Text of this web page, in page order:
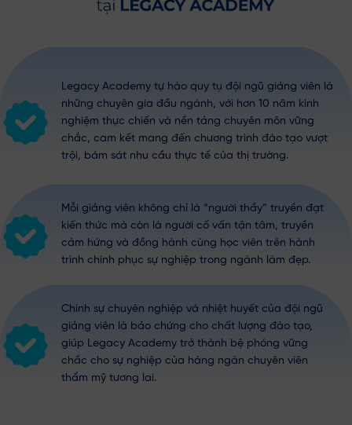
Legacy Academy tự hào quy tụ đội ngũ giảng viên là
những chuyên gia đầu ngành, với hơn 10 năm kinh
nghiệm thực chiến và nền tảng chuyên môn vững
chắc, cam kết mang đến chương trình đào tạo vượt
trội, bám sát nhu cầu thực tế của thị trường.
Mỗi giảng viên không chỉ là “người thầy” truyền đạt
kiến thức mà còn là người cố vấn tận tâm, truyền
cảm hứng và đồng hành cùng học viên trên hành
trình chinh phục sự nghiệp trong ngành làm đẹp.
Chính sự chuyên nghiệp và nhiệt huyết của đội ngũ
giảng viên là bảo chứng cho chất lượng đào tạo,
giúp Legacy Academy trở thành bệ phóng vững
chắc cho sự nghiệp của hàng ngàn chuyên viên
thẩm mỹ tương lai.